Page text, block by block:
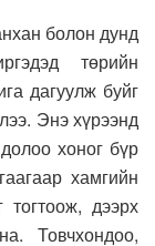
болон дунд
төрийн
дагуулж буйг
Энэ хүрээнд
хоног бүр
хамгийн
тогтоож, дээрх
Товчхондоо,